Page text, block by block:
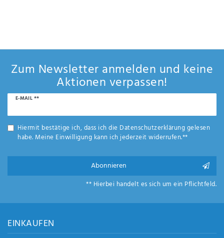
Zum Newsletter anmelden und keine
Aktionen verpassen!
E-MAIL **
Newsletter
Hiermit bestätige ich, dass ich die Daten­schutz­erklärunggelesen
habe. Meine Einwilligung kann ich jederzeit widerrufen.**
Abonnieren
** Hierbei handelt es sich um ein Pflichtfeld.
EINKAUFEN